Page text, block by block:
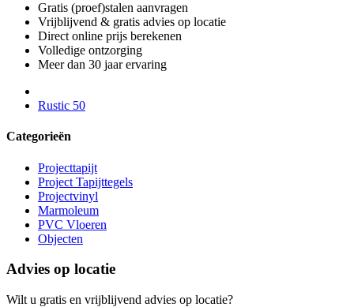
Gratis (proef)stalen aanvragen
Vrijblijvend & gratis advies op locatie
Direct online prijs berekenen
Volledige ontzorging
Meer dan 30 jaar ervaring
Rustic 50
Categorieën
Projecttapijt
Project Tapijttegels
Projectvinyl
Marmoleum
PVC Vloeren
Objecten
Advies op locatie
Wilt u gratis en vrijblijvend advies op locatie?